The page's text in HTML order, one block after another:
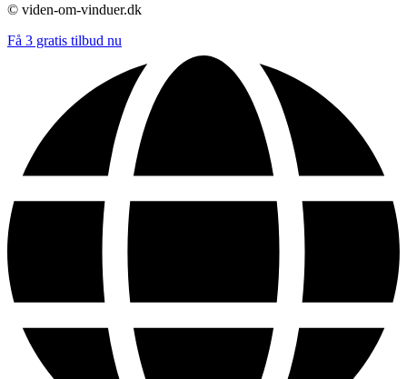
© viden-om-vinduer.dk
Få 3 gratis tilbud nu